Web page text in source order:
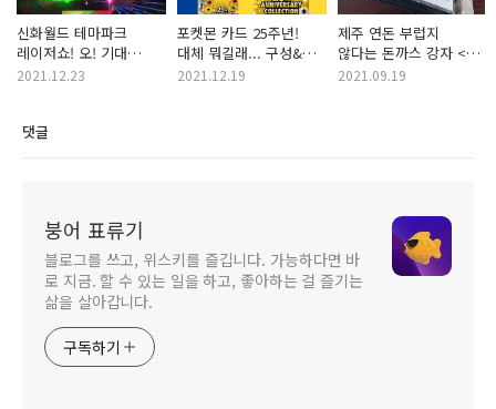
신화월드 테마파크
레이저쇼! 오! 기대
이상인데요?
2021.12.23
포켓몬 카드 25주년!
대체 뭐길래... 구성&
가격!! 선물로 어떨까요?
2021.12.19
제주 연돈 부럽지
않다는 돈까스 강자 <
영육일삼> 도전실패ㅠ
2021.09.19
댓글
붕어 표류기
블로그를 쓰고, 위스키를 즐깁니다. 가능하다면 바
로 지금. 할 수 있는 일을 하고, 좋아하는 걸 즐기는
삶을 살아갑니다.
구독하기